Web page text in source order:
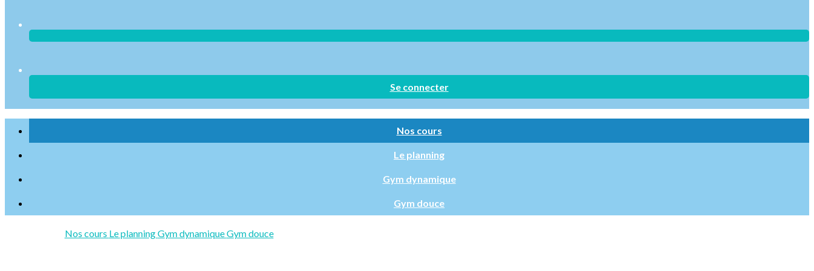
Se connecter
Nos cours
Le planning
Gym dynamique
Gym douce
Nos cours Le planningGym dynamiqueGym douce